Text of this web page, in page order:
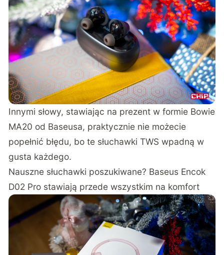
Innymi słowy, stawiając na prezent w formie Bowie
MA20 od Baseusa, praktycznie nie możecie
popełnić błędu, bo te słuchawki TWS wpadną w
gusta każdego.
Nauszne słuchawki poszukiwane? Baseus Encok
D02 Pro stawiają przede wszystkim na komfort